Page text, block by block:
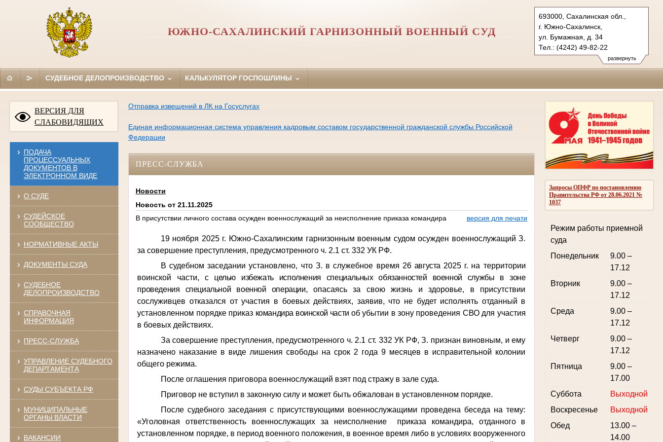
развернуть
693000, Сахалинская обл.,
г. Южно-Сахалинск,
ул. Бумажная, д. 34
Тел.: (4242) 49-82-22
yusgvs.sah@sudrf.ru
ЮЖНО-САХАЛИНСКИЙ ГАРНИЗОННЫЙ ВОЕННЫЙ СУД
СУДЕБНОЕ ДЕЛОПРОИЗВОДСТВО КАЛЬКУЛЯТОР ГОСПОШЛИНЫ
ВЕРСИЯ ДЛЯ
СЛАБОВИДЯЩИХ
ПОДАЧА
ПРОЦЕССУАЛЬНЫХ
ДОКУМЕНТОВ В
ЭЛЕКТРОННОМ ВИДЕ
О СУДЕ
СУДЕЙСКОЕ
СООБЩЕСТВО
НОРМАТИВНЫЕ АКТЫ
ДОКУМЕНТЫ СУДА
СУДЕБНОЕ
ДЕЛОПРОИЗВОДСТВО
СПРАВОЧНАЯ
ИНФОРМАЦИЯ
ПРЕСС-СЛУЖБА
УПРАВЛЕНИЕ СУДЕБНОГО
ДЕПАРТАМЕНТА
СУДЫ СУБЪЕКТА РФ
МУНИЦИПАЛЬНЫЕ
ОРГАНЫ ВЛАСТИ
ВАКАНСИИ
Запросы ОПФР по постановлению
Правительства РФ от 28.06.2021 №
1037
Режим работы приемной
суда
Понедельник
9.00 –
17.12
Вторник
9.00 –
17.12
Среда
9.00 –
17.12
Четверг
9.00 –
17.12
Пятница
9.00 –
17.00
Суббота
Выходной
Воскресенье
Выходной
Обед
13.00 –
14.00
Отправка извещений в ЛК на Госуслугах
Единая информационная система управления кадровым составом государственной гражданской службы Российской
Федерации
ПРЕСС-СЛУЖБА
Новости
Новость от 21.11.2025
В присутствии личного состава осужден военнослужащий за неисполнение приказа командира
версия для печати
19 ноября 2025 г. Южно-Сахалинским гарнизонным военным судом осужден военнослужащий З.
за совершение преступления, предусмотренного ч. 2.1 ст. 332 УК РФ.
В судебном заседании установлено, что З. в служебное время 26августа 2025 г. на территории
воинской части,с целью избежать исполнения специальных обязанностей военной службы в зоне
проведения специальной военной операции, опасаясь за свою жизнь и здоровье, в присутствии
сослуживцев отказался от участия в боевых действиях, заявив, что не будет исполнять отданный в
установленном порядке приказ командира воинской части об убытии в зону проведения СВО для участия
в боевых действиях.
За совершение преступления, предусмотренного ч. 2.1 ст. 332 УК РФ, З. признан виновным, и ему
назначено наказание в виде лишения свободы на срок 2 года 9 месяцев в исправительной колонии
общего режима.
После оглашения приговора военнослужащий взят под стражу в зале суда.
Приговор не вступил в законную силу и может быть обжалован в установленном порядке.
После судебного заседания с присутствующими военнослужащими проведена беседа на тему:
«Уголовная ответственность военнослужащих за неисполнение приказа командира, отданного в
установленном порядке, в период военного положения, в военное время либо в условиях вооруженного